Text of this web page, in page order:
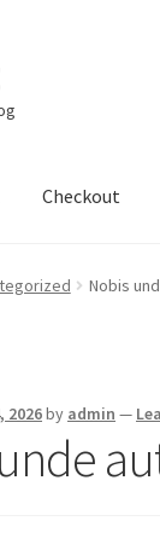
Checkout
My account
Nobis
2026by admin —